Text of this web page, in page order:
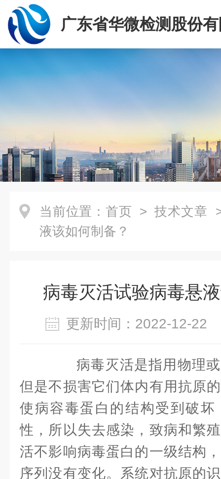
广东省华微检测股份
当前位置： 首页 > 技术文章
液该如何制备？
病毒灭活试验病毒悬
更新时间：2022-12-
病毒灭活是指用物理或
但是不损害它们体内有用抗原
使病容毒蛋白的结构受到破坏
性，所以失去感染，致病和繁
活不影响病毒蛋白的一级结构
序列没有变化。系统对抗原的